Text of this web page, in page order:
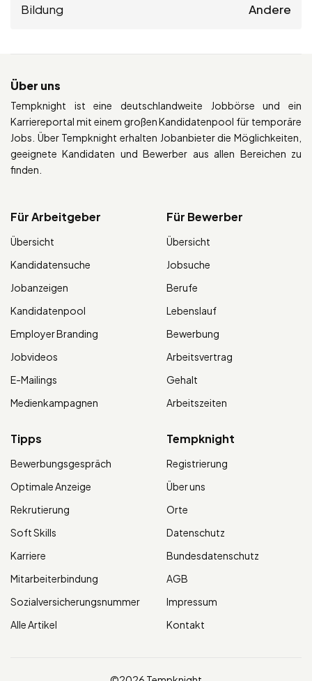
Bildung Andere
Über uns
Tempknight ist eine deutschlandweite Jobbörse und ein
Karriereportal mit einem großen Kandidatenpool für temporäre
Jobs. Über Tempknight erhalten Jobanbieter die Möglichkeiten,
geeignete Kandidaten und Bewerber aus allen Bereichen zu
finden.
Für Arbeitgeber
Übersicht
Kandidatensuche
Jobanzeigen
Kandidatenpool
Employer Branding
Jobvideos
E-Mailings
Medienkampagnen
Für Bewerber
Übersicht
Jobsuche
Berufe
Lebenslauf
Bewerbung
Arbeitsvertrag
Gehalt
Arbeitszeiten
Tipps
Bewerbungsgespräch
Optimale Anzeige
Rekrutierung
Soft Skills
Karriere
Mitarbeiterbindung
Sozialversicherungsnummer
Alle Artikel
Tempknight
Registrierung
Über uns
Orte
Datenschutz
Bundesdatenschutz
AGB
Impressum
Kontakt